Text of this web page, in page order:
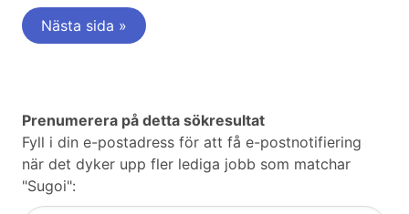
Nästa sida »
Prenumerera på detta sökresultat
Fyll i din e-postadress för att få e-postnotifiering
när det dyker upp fler lediga jobb som matchar
"Sugoi":